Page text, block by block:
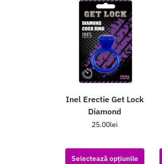
Inel Erectie Get Lock
Diamond
25.00lei
Selectează opțiunile